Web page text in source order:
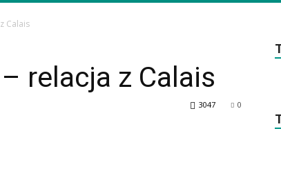
Calais
relacja z Calais
0
3047